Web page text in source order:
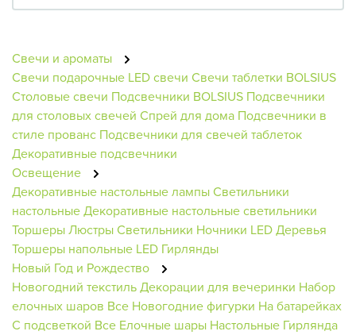
Свечи и ароматы
Свечи подарочные LED свечи Свечи таблетки BOLSIUS
Столовые свечи Подсвечники BOLSIUS Подсвечники
для столовых свечей Спрей для дома Подсвечники в
стиле прованс Подсвечники для свечей таблеток
Декоративные подсвечники
Освещение
Декоративные настольные лампыСветильники
настольныеДекоративные настольные светильники
ТоршерыЛюстрыСветильники Ночники LED Деревья
Торшеры напольные LED Гирлянды
Новый Год и Рождество
Новогодний текстильДекорации для вечеринки Набор
елочных шаров Все Новогодние фигурки На батарейках
С подсветкой Все Елочные шары Настольные Гирлянда